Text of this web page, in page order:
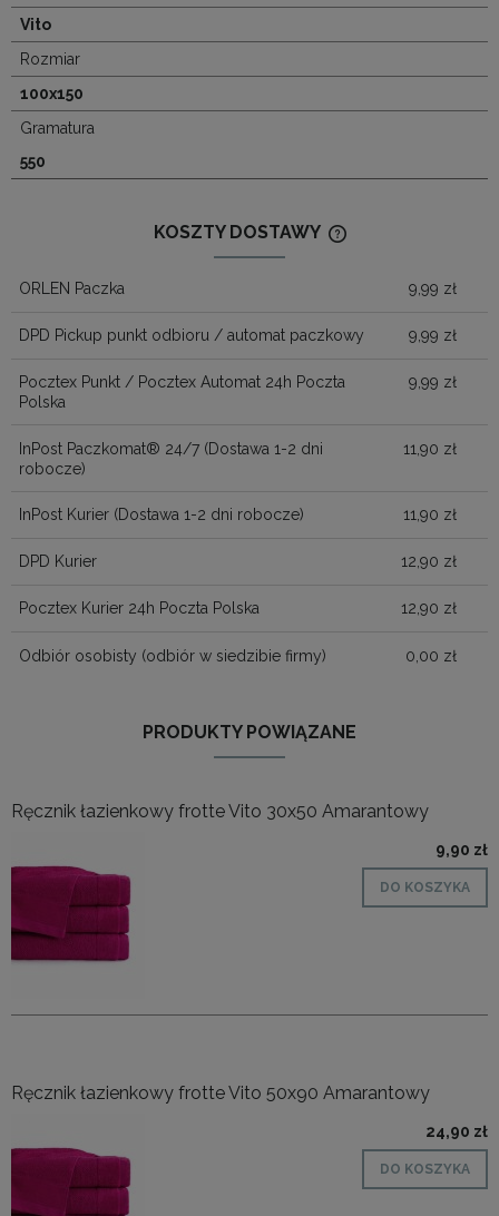
Vito
Rozmiar
100x150
Gramatura
550
KOSZTY DOSTAWY
ORLEN Paczka 9,99 zł
DPD Pickup punkt odbioru / automat paczkowy 9,99 zł
Pocztex Punkt / Pocztex Automat 24h Poczta
Polska
9,99 zł
InPost Paczkomat® 24/7 (Dostawa 1-2 dni
robocze)
11,90 zł
InPost Kurier (Dostawa 1-2 dni robocze) 11,90 zł
DPD Kurier 12,90 zł
Pocztex Kurier 24h Poczta Polska 12,90 zł
Odbiór osobisty (odbiór w siedzibie firmy) 0,00 zł
PRODUKTY POWIĄZANE
Ręcznik łazienkowy frotte Vito 30x50 Amarantowy
9,90 zł
DO KOSZYKA
Ręcznik łazienkowy frotte Vito 50x90 Amarantowy
24,90 zł
DO KOSZYKA